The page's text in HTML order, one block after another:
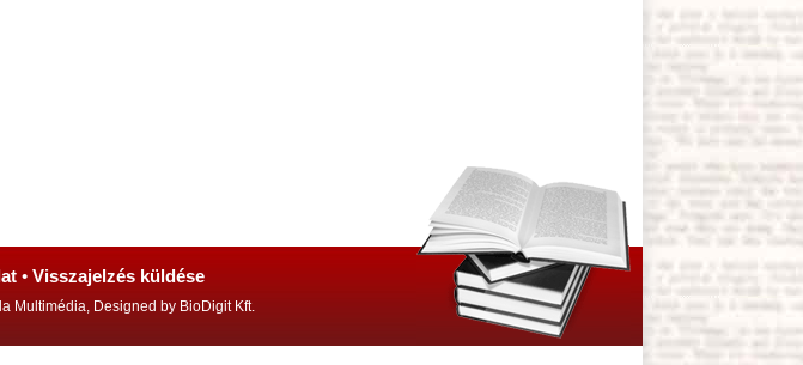
• Visszajelzés küldése
Multimédia, Designed by BioDigit Kft.